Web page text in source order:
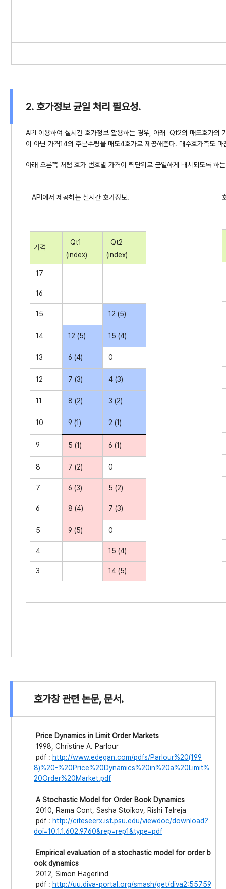
2. 호가정보 균일 처리 필요성.
API 이용하여 실시간 호가정보 활용하는 경우, 아래 Qt2의 매도호가의
이 아닌 가격14의 주문수량을 매도4호가로 제공해준다. 매수호가측도 마
아래 오른쪽 처럼 호가 번호별 가격이 틱단위로 균일하게 배치되도록 하
API에서 제공하는 실시간 호가정보.
가격
Qt1
(index)
Qt2
(index)
17
16
15 12 (5)
14 12 (5) 15 (4)
13 6 (4) 0
12 7 (3) 4 (3)
11 8 (2) 3 (2)
10 9 (1) 2 (1)
9 5 (1) 6 (1)
8 7 (2) 0
7 6 (3) 5 (2)
6 8 (4) 7 (3)
5 9 (5) 0
4 15 (4)
3 14 (5)
호가창 관련 논문, 문서.
Price Dynamics in Limit Order Markets
1998, Christine A. Parlour
pdf : http://www.edegan.com/pdfs/Parlour%20(199
8)%20-%20Price%20Dynamics%20in%20a%20Limit%
20Order%20Market.pdf
A Stochastic Model for Order Book Dynamics
2010, Rama Cont, Sasha Stoikov, Rishi Talreja
pdf : http://citeseerx.ist.psu.edu/viewdoc/download?
doi=10.1.1.602.9760&rep=rep1&type=pdf
Empirical evaluation of a stochastic model for order b
ook dynamics
2012, Simon Hagerlind
pdf : http://uu.diva-portal.org/smash/get/diva2:55759